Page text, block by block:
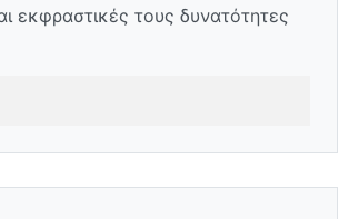
εκφραστικές τους δυνατότητες